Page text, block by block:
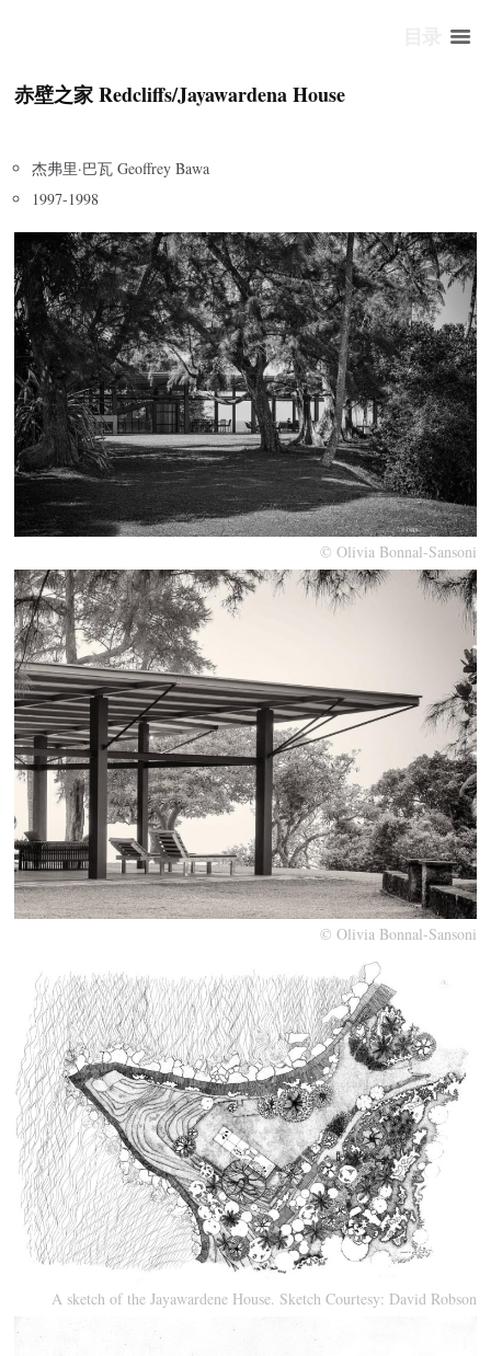
赤壁之家 Redcliffs/Jayawardena House
杰弗里·巴瓦 Geoffrey Bawa
1997-1998
© Olivia Bonnal-Sansoni
© Olivia Bonnal-Sansoni
A sketch of the Jayawardene House. Sketch Courtesy: David Robson